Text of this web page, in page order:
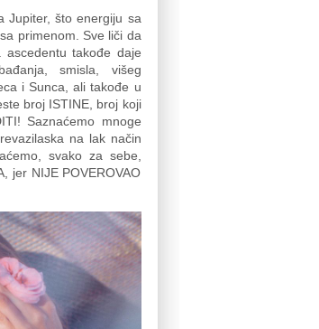
Jupiter, što energiju sa
primenom. Sve liči da
takođe daje
smisla, višeg
i Sunca, ali takođe u
broj ISTINE, broj koji
Saznaćemo mnoge
na lak način
svako za sebe,
jer NIJE POVEROVAO